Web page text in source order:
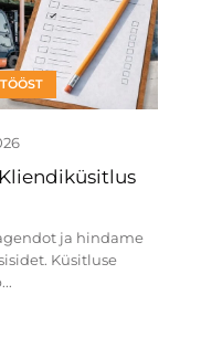
ja hindame
Küsitluse